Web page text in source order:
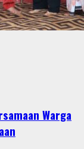
Warga